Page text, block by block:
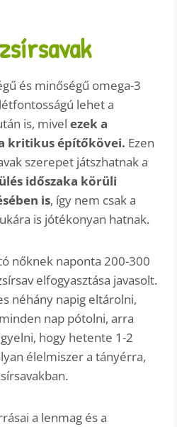
és minőségű omega-3
lehet a
is, mivelezek a
kritikus építőkövei. Ezen
szerepet játszhatnak a
időszaka körüli
is, így nem csak a
is jótékonyan hatnak.
nőknek naponta 200-300
elfogyasztása javasolt.
néhány napig eltárolni,
nap pótolni, arra
hogy hetente 1-2
élelmiszer a tányérra,
a lenmag és a